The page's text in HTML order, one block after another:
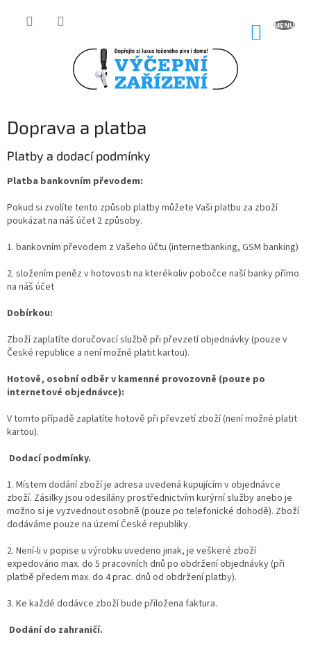
Doprava a platba
Platby a dodací podmínky
Platba bankovním převodem:
Pokud si zvolíte tento způsob platby můžete Vaši platbu za zboží
poukázat na náš účet 2 způsoby.
1. bankovním převodem z Vašeho účtu (internetbanking, GSM banking)
2. složením peněz v hotovosti na kterékoliv pobočce naší banky přímo
na náš účet
Dobírkou:
Zboží zaplatíte doručovací službě při převzetí objednávky (pouze v
České republice a není možné platit kartou).
Hotově, osobní odběr v kamenné provozovně (pouze po
internetové objednávce):
V tomto případě zaplatíte hotově při převzetí zboží (není možné platit
kartou).
Dodací podmínky.
1. Místem dodání zboží je adresa uvedená kupujícím v objednávce
zboží. Zásilky jsou odesílány prostřednictvím kurýrní služby anebo je
možno si je vyzvednout osobně (pouze po telefonické dohodě). Zboží
dodáváme pouze na území České republiky.
2. Není-li v popise u výrobku uvedeno jinak, je veškeré zboží
expedováno max. do 5 pracovních dnů po obdržení objednávky (při
platbě předem max. do 4 prac. dnů od obdržení platby).
3. Ke každé dodávce zboží bude přiložena faktura.
Dodání do zahraničí.